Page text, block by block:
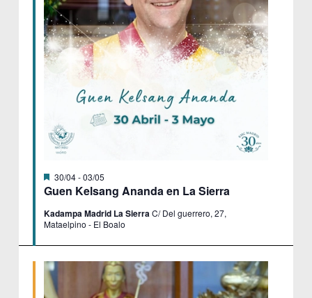
Guen Kelsang Ananda en La Sierra
Destacado
30/04-03/05
Kadampa Madrid La SierraC/ Del guerrero, 27,
Mataelpino - El Boalo